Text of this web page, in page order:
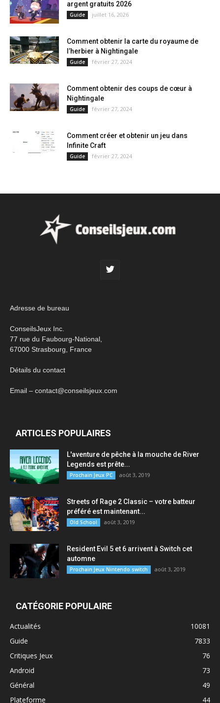
argent gratuits 2026
Guide juillet 16, 2026
Comment obtenir la carte du royaume de
l’herbier à Nightingale
Guide février 27, 2024
Comment obtenir des coups de cœur à
Nightingale
Guide février 27, 2024
Comment créer et obtenir un jeu dans
Infinite Craft
Guide février 27, 2024
Adresse de bureau
ConseilsJeux Inc.
77 rue du Faubourg-National,
67000 Strasbourg, France
Détails du contact
Email – contact@conseilsjeux.com
ARTICLES POPULAIRES
L'aventure de pêche à la mouche de River
Legends est prête...
Prochain Jeux PC août 3, 2019
Streets of Rage 2 Classic – votre batteur
préféré est maintenant...
Old School août 3, 2019
Resident Evil 5 et 6 arrivent à Switch cet
automne
Prochain Jeux Nintendo switch août 3, 2019
CATÉGORIE POPULAIRE
Actualités
10081
Guide
7833
Critiques Jeux
76
Android
73
Général
49
Plateforme
44